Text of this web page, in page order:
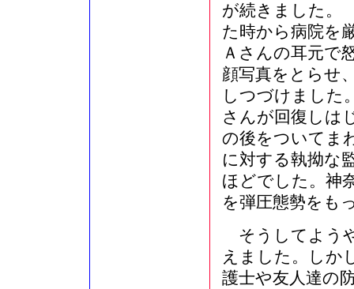
が続きました。
た時から病院を
Ａさんの耳元で
顔写真をとらせ
しつづけました
さんが回復しは
の後をついてま
に対する執拗な
ほどでした。神
を弾圧態勢をも
そうしてよう
えました。しか
護士や友人達の